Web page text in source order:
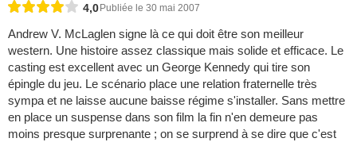
4,0Publiée le 30 mai 2007
Andrew V. McLaglen signe là ce qui doit être son meilleur
western. Une histoire assez classique mais solide et efficace. Le
casting est excellent avec un George Kennedy qui tire son
épingle du jeu. Le scénario place une relation fraternelle très
sympa et ne laisse aucune baisse régime s'installer. Sans mettre
en place un suspense dans son film la fin n'en demeure pas
moins presque surprenante ; on se surprend à se dire que c'est